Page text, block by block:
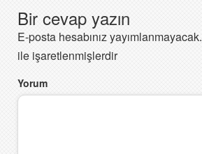
Bir cevap yazın
E-posta hesabınız yayımlanmayacak.
ile işaretlenmişlerdir
Yorum